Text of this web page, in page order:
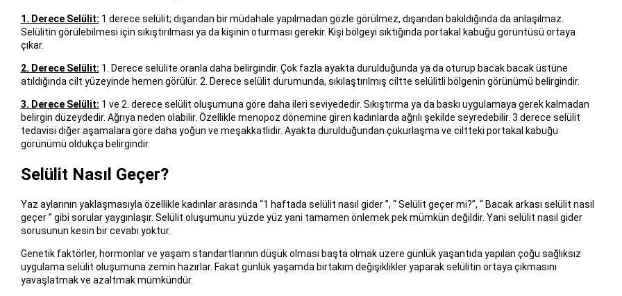
1. Derece Selülit: 1 derece selülit; dışarıdan bir müdahale yapılmadan gözle görülmez, dışarıdan bakıldığında da anlaşılmaz.
Selülitin görülebilmesi için sıkıştırılması ya da kişinin oturması gerekir. Kişi bölgeyi sıktığında portakal kabuğu görüntüsü ortaya
çıkar.
2. Derece Selülit: 1. Derece selülite oranla daha belirgindir. Çok fazla ayakta durulduğunda ya da oturup bacak bacak üstüne
atıldığında cilt yüzeyinde hemen görülür. 2. Derece selülit durumunda, sıkılaştırılmış ciltte selülitli bölgenin görünümü belirgindir.
3. Derece Selülit: 1 ve 2. derece selülit oluşumuna göre daha ileri seviyededir. Sıkıştırma ya da baskı uygulamaya gerek kalmadan
belirgin düzeydedir. Ağrıya neden olabilir. Özellikle menopoz dönemine giren kadınlarda ağrılı şekilde seyredebilir. 3 derece selülit
tedavisi diğer aşamalara göre daha yoğun ve meşakkatlidir. Ayakta durulduğundan çukurlaşma ve ciltteki portakal kabuğu
görünümü oldukça belirgindir.
Selülit Nasıl Geçer?
Yaz aylarının yaklaşmasıyla özellikle kadınlar arasında “1 haftada selülit nasıl gider ”, “ Selülit geçer mi?”, “ Bacak arkası selülit nasıl
geçer ” gibi sorular yaygınlaşır. Selülit oluşumunu yüzde yüz yani tamamen önlemek pek mümkün değildir. Yani selülit nasıl gider
sorusunun kesin bir cevabı yoktur.
Genetik faktörler, hormonlar ve yaşam standartlarının düşük olması başta olmak üzere günlük yaşantıda yapılan çoğu sağlıksız
uygulama selülit oluşumuna zemin hazırlar. Fakat günlük yaşamda birtakım değişiklikler yaparak selülitin ortaya çıkmasını
yavaşlatmak ve azaltmak mümkündür.